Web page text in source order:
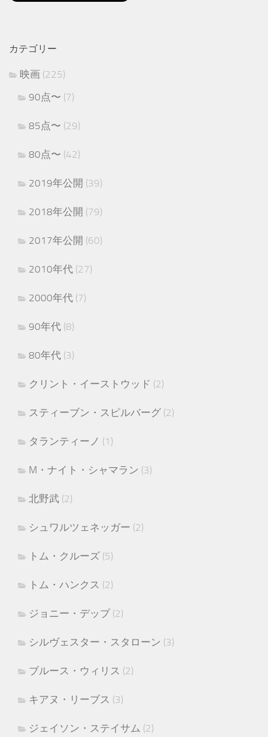
カテゴリー
映画 (225)
90点〜 (7)
85点〜 (29)
80点〜 (42)
2019年公開 (39)
2018年公開 (79)
2017年公開 (60)
2010年代 (27)
2000年代 (7)
90年代 (8)
80年代 (3)
クリント・イーストウッド (2)
スティーブン・スピルバーグ (2)
タランティーノ (1)
M・ナイト・シャマラン (3)
北野武 (2)
シュワルツェネッガー (2)
トム・クルーズ (5)
トム・ハンクス (2)
ジョニー・デップ(2)
シルヴェスター・スタローン (3)
ブルース・ウィリス (2)
キアヌ・リーブス (3)
ジェイソン・ステイサム (2)